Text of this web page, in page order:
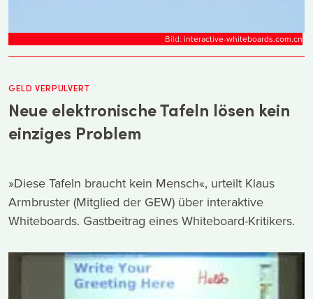
Bild: interactive-whiteboards.com.cn
GELD VERPULVERT
Neue elektronische Tafeln lösen kein
einziges Problem
»Diese Tafeln braucht kein Mensch«, urteilt Klaus
Armbruster (Mitglied der GEW) über interaktive
Whiteboards. Gastbeitrag eines Whiteboard-Kritikers.